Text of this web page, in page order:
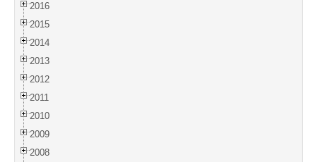
2016
2015
2014
2013
2012
2011
2010
2009
2008